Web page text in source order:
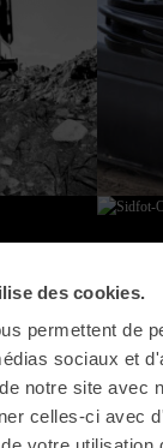
des cookies.
permettent de
sociaux et
notre site avec
celles-ci avec